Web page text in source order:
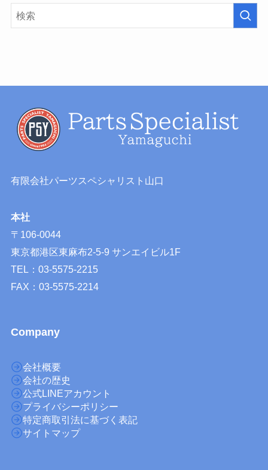
有限会社パーツスペシャリスト山口
本社
〒106-0044
東京都港区東麻布2-5-9 サンエイビル1F
TEL：03-5575-2215
FAX：03-5575-2214
Company
会社概要
会社の歴史
公式LINEアカウント
プライバシーポリシー
特定商取引法に基づく表記
サイトマップ